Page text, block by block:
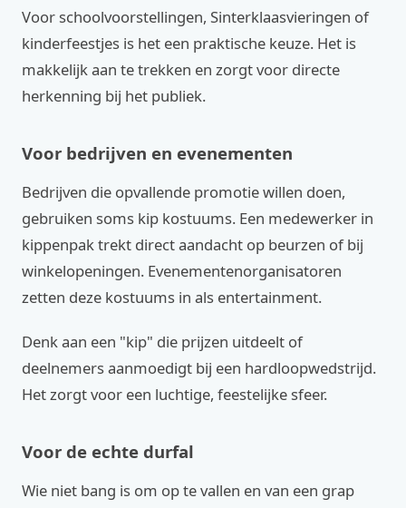
Voor schoolvoorstellingen, Sinterklaasvieringen of
kinderfeestjes is het een praktische keuze. Het is
makkelijk aan te trekken en zorgt voor directe
herkenning bij het publiek.
Voor bedrijven en evenementen
Bedrijven die opvallende promotie willen doen,
gebruiken soms kip kostuums. Een medewerker in
kippenpak trekt direct aandacht op beurzen of bij
winkelopeningen. Evenementenorganisatoren
zetten deze kostuums in als entertainment.
Denk aan een "kip" die prijzen uitdeelt of
deelnemers aanmoedigt bij een hardloopwedstrijd.
Het zorgt voor een luchtige, feestelijke sfeer.
Voor de echte durfal
Wie niet bang is om op te vallen en van een grap